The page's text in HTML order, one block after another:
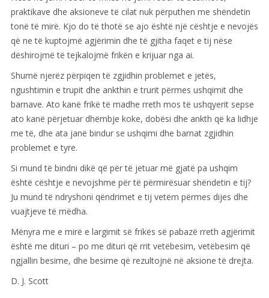
praktikave dhe aksioneve të cilat nuk përputhen me shëndetin
tonë të mirë. Kjo do të thotë se ajo është një cështje e nevojës
që ne të kuptojmë agjërimin dhe të gjitha faqet e tij nëse
dëshirojmë të tejkalojmë frikën e krijuar nga ai.
Shumë njerëz përpiqen të zgjidhin problemet e jetës,
ngushtimin e trupit dhe ankthin e trurit përmes ushqimit dhe
barnave. Ato kanë frikë të madhe rreth mos të ushqyerit sepse
ato kanë përjetuar dhëmbje koke, dobësi dhe ankth që ka lidhje
me të, dhe ata janë bindur se ushqimi dhe barnat zgjidhin
problemet e tyre.
Si mund të bindni dikë që për të jetuar më gjatë pa ushqim
është cështje e nevojshme për të përmirësuar shëndetin e tij?
Ju mund të ndryshoni qëndrimet e tij vetëm përmes dijes dhe
vuajtjeve të mëdha.
Mënyra me e mirë e largimit së frikës së pabazë rreth agjërimit
është me dituri – po me dituri që rrit vetëbesim, vetëbesim që
ngjallin besime, dhe besime që rezultojnë në aksione të drejta.
D. J. Scott